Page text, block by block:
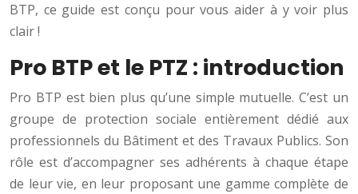
BTP, ce guide est conçu pour vous aider à y voir plus
clair !
Pro BTP et le PTZ : introduction
Pro BTP est bien plus qu’une simple mutuelle. C’est un
groupe de protection sociale entièrement dédié aux
professionnels du Bâtiment et des Travaux Publics. Son
rôle est d’accompagner ses adhérents à chaque étape
de leur vie, en leur proposant une gamme complète de